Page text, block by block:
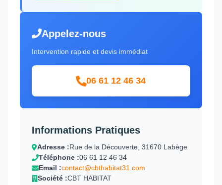
Appelez-nous
Intervention rapide et devis immédiat
06 61 12 46 34
Informations Pratiques
Adresse :Rue de la Découverte, 31670 Labège
Téléphone :06 61 12 46 34
Email :contact@cbthabitat31.com
Société :CBT HABITAT